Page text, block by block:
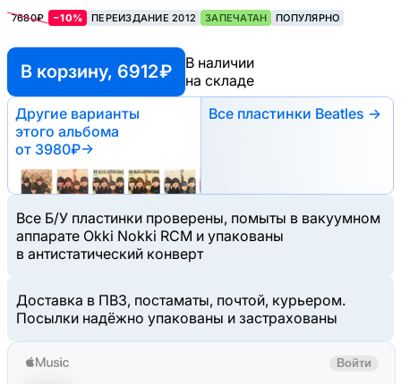
7680₽ −10% ПЕРЕИЗДАНИЕ 2012 ЗАПЕЧАТАН ПОПУЛЯРНО
В корзину, 6912 ₽
В наличии
на складе
Другие варианты
этого альбома
от 3980₽→
Все пластинки Beatles →
Все Б/У пластинки проверены, помыты в вакуумном
аппарате Okki Nokki RCM и упакованы
в антистатический конверт
Доставка в ПВЗ, постаматы, почтой, курьером.
Посылки надёжно упакованы и застрахованы